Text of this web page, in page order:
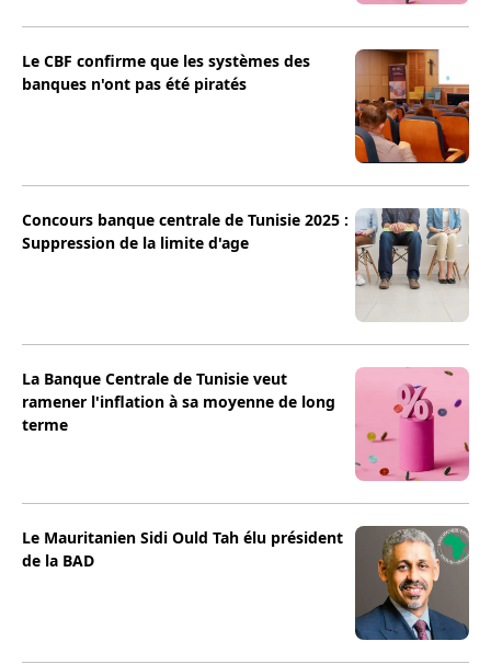
Le CBF confirme que les systèmes des
banques n'ont pas été piratés
Concours banque centrale de Tunisie 2025 :
Suppression de la limite d'age
La Banque Centrale de Tunisie veut
ramener l'inflation à sa moyenne de long
terme
Le Mauritanien Sidi Ould Tah élu président
de la BAD